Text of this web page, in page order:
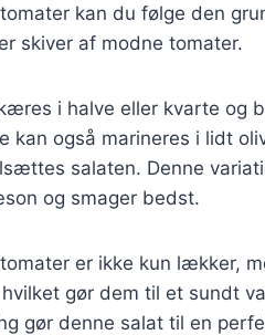
kan du følge den
skiver af modne tomater.
i halve eller kvarte og
kan også marineres i lidt
salaten. Denne
og smager bedst.
er ikke kun lækker,
gør dem til et sundt
gør denne salat til en